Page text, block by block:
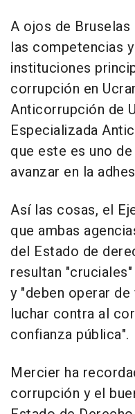
A ojos de
las competencias
instituciones
corrupción en
Anticorrupción de
Especializada
que este es uno
avanzar en la
Así las cosas, el
que ambas
del Estado de
resultan
y "deben operar
luchar contra al
confianza pública".
Mercier ha
corrupción y el